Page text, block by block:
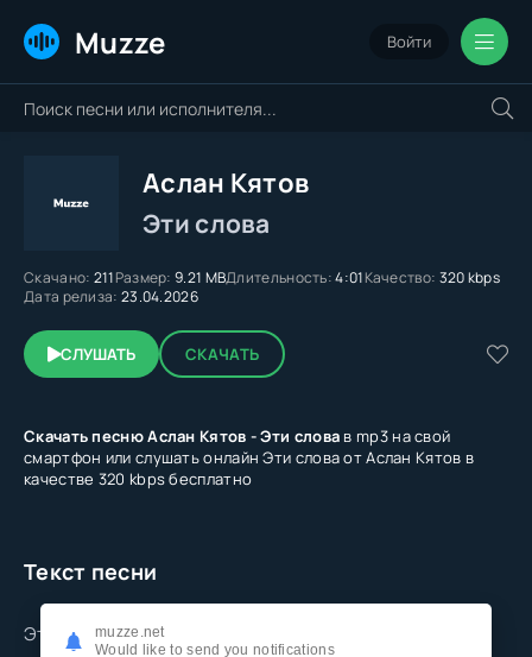
Muzze Войти
Аслан Кятов
Эти слова
Скачано: 211Размер: 9.21 MBДлительность:4:01Качество: 320 kbps
Дата релиза: 23.04.2026
СЛУШАТЬ СКАЧАТЬ
Скачать песню Аслан Кятов - Эти слова в mp3 на свой
смартфон или слушать онлайн Эти слова от Аслан Кятов в
качестве 320 kbps бесплатно
Текст песни
Эти слова я не забуду никогда Что в сердце
muzze.net
Would like to send you notifications